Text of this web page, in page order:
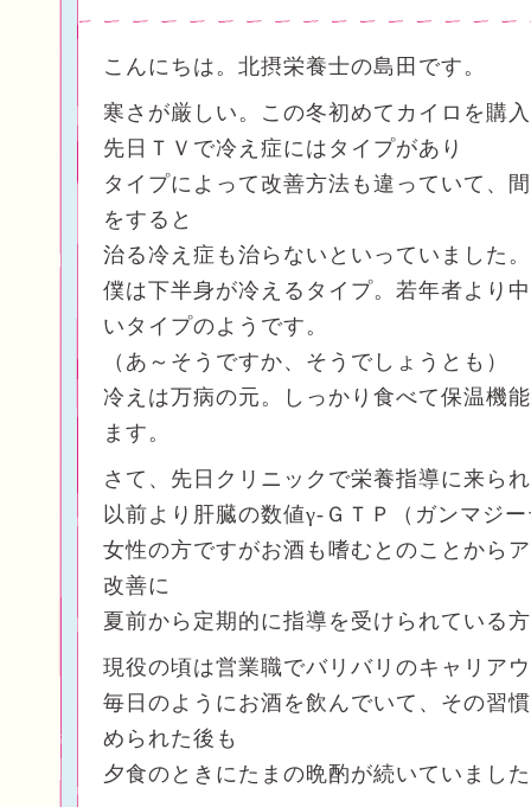
こんにちは。北摂栄養士の島田です。
寒さが厳しい。この冬初めてカイロを購
先日ＴＶで冷え症にはタイプがあり
タイプによって改善方法も違っていて、
をすると
治る冷え症も治らないといっていました。
僕は下半身が冷えるタイプ。若年者より
いタイプのようです。
（あ～そうですか、そうでしょうとも）
冷えは万病の元。しっかり食べて保温機
ます。
さて、先日クリニックで栄養指導に来ら
以前より肝臓の数値γ-ＧＴＰ（ガンマジ
女性の方ですがお酒も嗜むとのことから
改善に
夏前から定期的に指導を受けられている
現役の頃は営業職でバリバリのキャリア
毎日のようにお酒を飲んでいて、その習
められた後も
夕食のときにたまの晩酌が続いていまし